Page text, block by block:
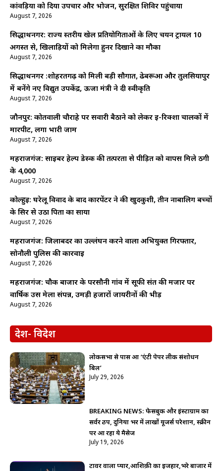
कांवड़िया को दिया उपचार और भोजन, सुरक्षित शिविर पहुंचाया
August 7, 2026
सिद्धार्थनगर: राज्य स्तरीय खेल प्रतियोगिताओं के लिए चयन ट्रायल 10
अगस्त से, खिलाड़ियों को मिलेगा हुनर दिखाने का मौका
August 7, 2026
सिद्धार्थनगर :शोहरतगढ़ को मिली बड़ी सौगात, ढेबरूआ और तुलसियापुर
में बनेंगे नए विद्युत उपकेंद्र, ऊर्जा मंत्री ने दी स्वीकृति
August 7, 2026
जौनपुर: कोतवाली चौराहे पर सवारी बैठाने को लेकर ई-रिक्शा चालकों में
मारपीट, लगा भारी जाम
August 7, 2026
महराजगंज: साइबर हेल्प डेस्क की तत्परता से पीड़ित को वापस मिले ठगी
के ₹4,000
August 7, 2026
कोल्हुई: घरेलू विवाद के बाद कारपेंटर ने की खुदकुशी, तीन नाबालिग बच्चों
के सिर से उठा पिता का साया
August 7, 2026
महराजगंज: जिलाबदर का उल्लंघन करने वाला अभियुक्त गिरफ्तार,
सोनौली पुलिस की कार्रवाई
August 7, 2026
महराजगंज: चौक बाजार के परसौनी गांव में सूफी संत की मजार पर
वार्षिक उर्स मेला संपन्न, उमड़ी हजारों जायरीनों की भीड़
August 7, 2026
देश- विदेश
लोकसभा से पास हुआ ‘एंटी पेपर लीक संशोधन
बिल’
July 29, 2026
BREAKING NEWS: फेसबुक और इंस्टाग्राम का
सर्वर ठप, दुनिया भर में लाखों यूजर्स परेशान, स्क्रीन
पर आ रहा ये मैसेज
July 19, 2026
टावर वाला प्यार,आशिक़ी का इजहार,भरे बाजार में